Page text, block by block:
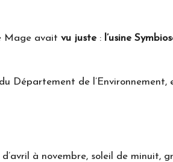
Mage avait vu juste : l’usine
Département de l’Environnement,
d’avril à novembre, soleil de minuit,